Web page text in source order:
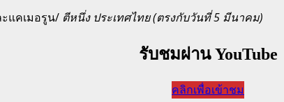
ะแคเมอรูน/ ตีหนึ่ง ประเทศไทย (ตรงกับวันที่ 5 มีนาคม)
รับชมผ่าน YouTube
คลิกเพื่อเข้าชม